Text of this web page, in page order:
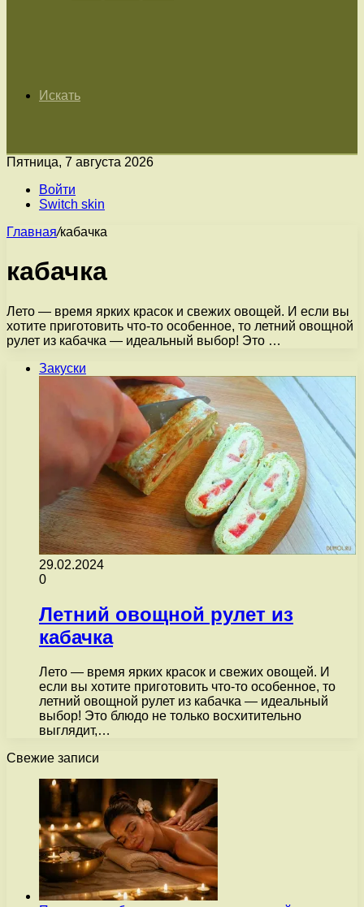
Искать
Пятница, 7 августа 2026
Войти
Switch skin
Главная/кабачка
кабачка
Лето — время ярких красок и свежих овощей. И если вы
хотите приготовить что-то особенное, то летний овощной
рулет из кабачка — идеальный выбор! Это …
Закуски
29.02.2024
0
Летний овощной рулет из
кабачка
Лето — время ярких красок и свежих овощей. И
если вы хотите приготовить что-то особенное, то
летний овощной рулет из кабачка — идеальный
выбор! Это блюдо не только восхитительно
выглядит,…
Свежие записи